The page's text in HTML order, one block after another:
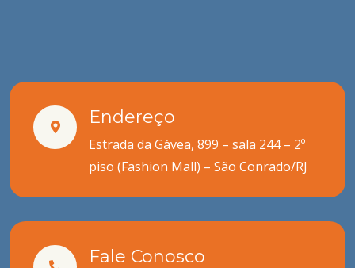
Endereço
Estrada da Gávea, 899 – sala 244 – 2º
piso (Fashion Mall) – São Conrado/RJ
Fale Conosco